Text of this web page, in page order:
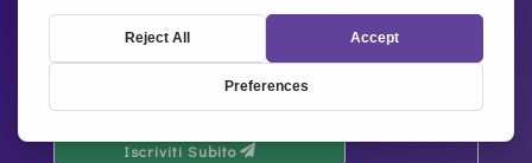
Newsletter
Rimani aggiornato di tutte le ultime notizie dalla
Iscriviti Subito